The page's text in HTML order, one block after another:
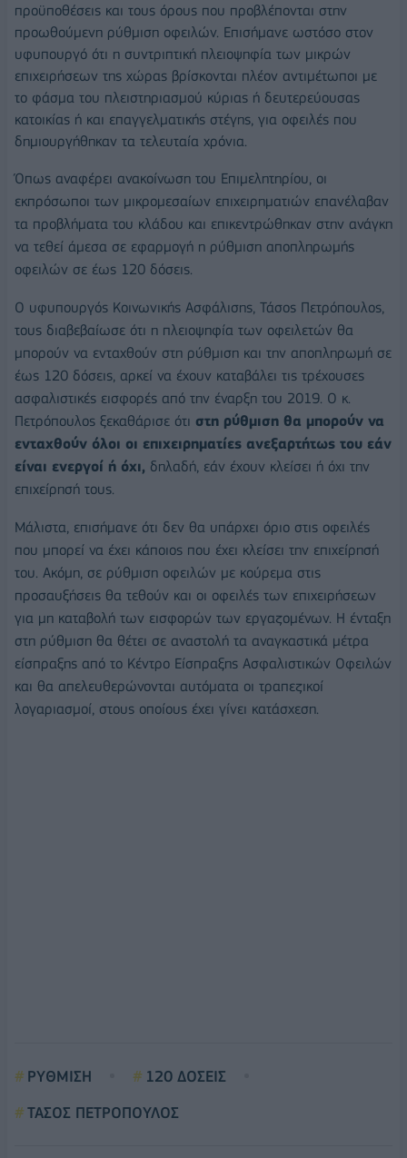
προϋποθέσεις και τους όρους που προβλέπονται στην
προωθούμενη ρύθμιση οφειλών. Επισήμανε ωστόσο στον
υφυπουργό ότι η συντριπτική πλειοψηφία των μικρών
επιχειρήσεων της χώρας βρίσκονται πλέον αντιμέτωποι με
το φάσμα του πλειστηριασμού κύριας ή δευτερεύουσας
κατοικίας ή και επαγγελματικής στέγης, για οφειλές που
δημιουργήθηκαν τα τελευταία χρόνια.
Όπως αναφέρει ανακοίνωση του Επιμελητηρίου, οι
εκπρόσωποι των μικρομεσαίων επιχειρηματιών επανέλαβαν
τα προβλήματα του κλάδου και επικεντρώθηκαν στην ανάγκη
να τεθεί άμεσα σε εφαρμογή η ρύθμιση αποπληρωμής
οφειλών σε έως 120 δόσεις.
Ο υφυπουργός Κοινωνικής Ασφάλισης, Τάσος Πετρόπουλος,
τους διαβεβαίωσε ότι η πλειοψηφία των οφειλετών θα
μπορούν να ενταχθούν στη ρύθμιση και την αποπληρωμή σε
έως 120 δόσεις, αρκεί να έχουν καταβάλει τις τρέχουσες
ασφαλιστικές εισφορές από την έναρξη του 2019. Ο κ.
Πετρόπουλος ξεκαθάρισε ότι στη ρύθμιση θα μπορούν να
ενταχθούν όλοι οι επιχειρηματίες ανεξαρτήτως του εάν
είναι ενεργοί ή όχι, δηλαδή, εάν έχουν κλείσει ή όχι την
επιχείρησή τους.
Μάλιστα, επισήμανε ότι δεν θα υπάρχει όριο στις οφειλές
που μπορεί να έχει κάποιος που έχει κλείσει την επιχείρησή
του. Ακόμη, σε ρύθμιση οφειλών με κούρεμα στις
προσαυξήσεις θα τεθούν και οι οφειλές των επιχειρήσεων
για μη καταβολή των εισφορών των εργαζομένων. Η ένταξη
στη ρύθμιση θα θέτει σε αναστολή τα αναγκαστικά μέτρα
είσπραξης από το Κέντρο Είσπραξης Ασφαλιστικών Οφειλών
και θα απελευθερώνονται αυτόματα οι τραπεζικοί
λογαριασμοί, στους οποίους έχει γίνει κατάσχεση.
ΡΥΘΜΙΣΗ
120 ΔΟΣΕΙΣ
ΤΑΣΟΣ ΠΕΤΡΟΠΟΥΛΟΣ